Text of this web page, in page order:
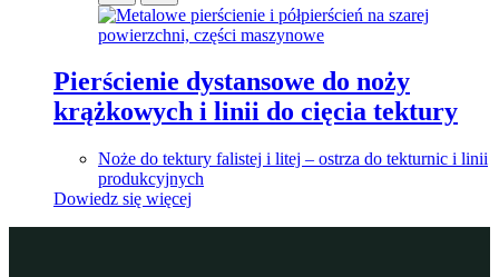
Pierścienie dystansowe do noży
krążkowych i linii do cięcia tektury
Noże do tektury falistej i litej – ostrza do tekturnic i linii
produkcyjnych
Dowiedz się więcej